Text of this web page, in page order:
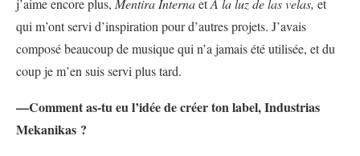
j’aime encore plus, Mentira InternaetA la luz de las velas, et
qui m’ont servi d’inspiration pour d’autres projets. J’avais
composé beaucoup de musique qui n’a jamais été utilisée, et du
coup je m’en suis servi plus tard.
—Comment as-tu eu l’idée de créer ton label, Industrias
Mekanikas ?